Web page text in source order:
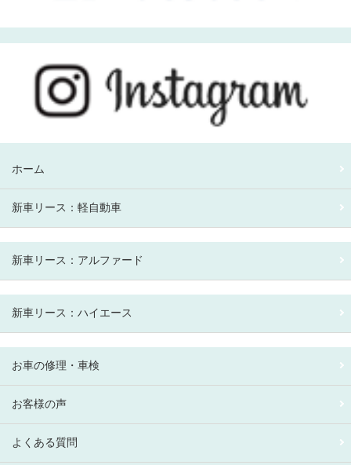
ホーム
新車リース：軽自動車
新車リース：アルファード
新車リース：ハイエース
お車の修理・車検
お客様の声
よくある質問